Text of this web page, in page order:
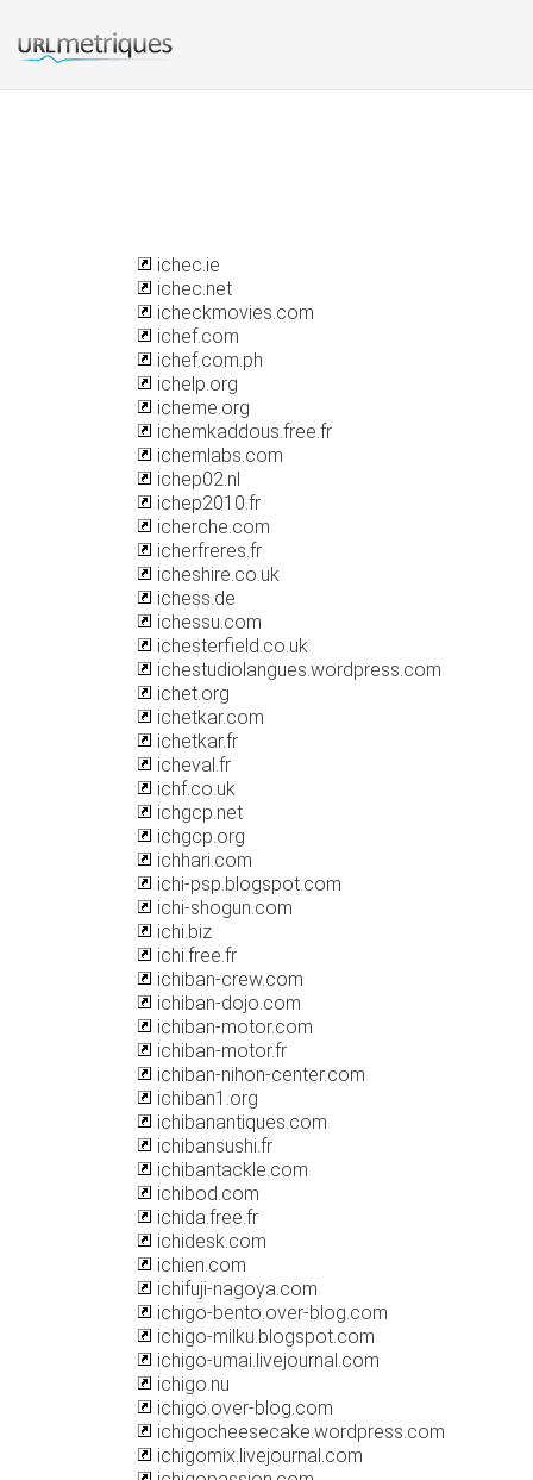
ichec.ie
ichec.net
icheckmovies.com
ichef.com
ichef.com.ph
ichelp.org
icheme.org
ichemkaddous.free.fr
ichemlabs.com
ichep02.nl
ichep2010.fr
icherche.com
icherfreres.fr
icheshire.co.uk
ichess.de
ichessu.com
ichesterfield.co.uk
ichestudiolangues.wordpress.com
ichet.org
ichetkar.com
ichetkar.fr
icheval.fr
ichf.co.uk
ichgcp.net
ichgcp.org
ichhari.com
ichi-psp.blogspot.com
ichi-shogun.com
ichi.biz
ichi.free.fr
ichiban-crew.com
ichiban-dojo.com
ichiban-motor.com
ichiban-motor.fr
ichiban-nihon-center.com
ichiban1.org
ichibanantiques.com
ichibansushi.fr
ichibantackle.com
ichibod.com
ichida.free.fr
ichidesk.com
ichien.com
ichifuji-nagoya.com
ichigo-bento.over-blog.com
ichigo-milku.blogspot.com
ichigo-umai.livejournal.com
ichigo.nu
ichigo.over-blog.com
ichigocheesecake.wordpress.com
ichigomix.livejournal.com